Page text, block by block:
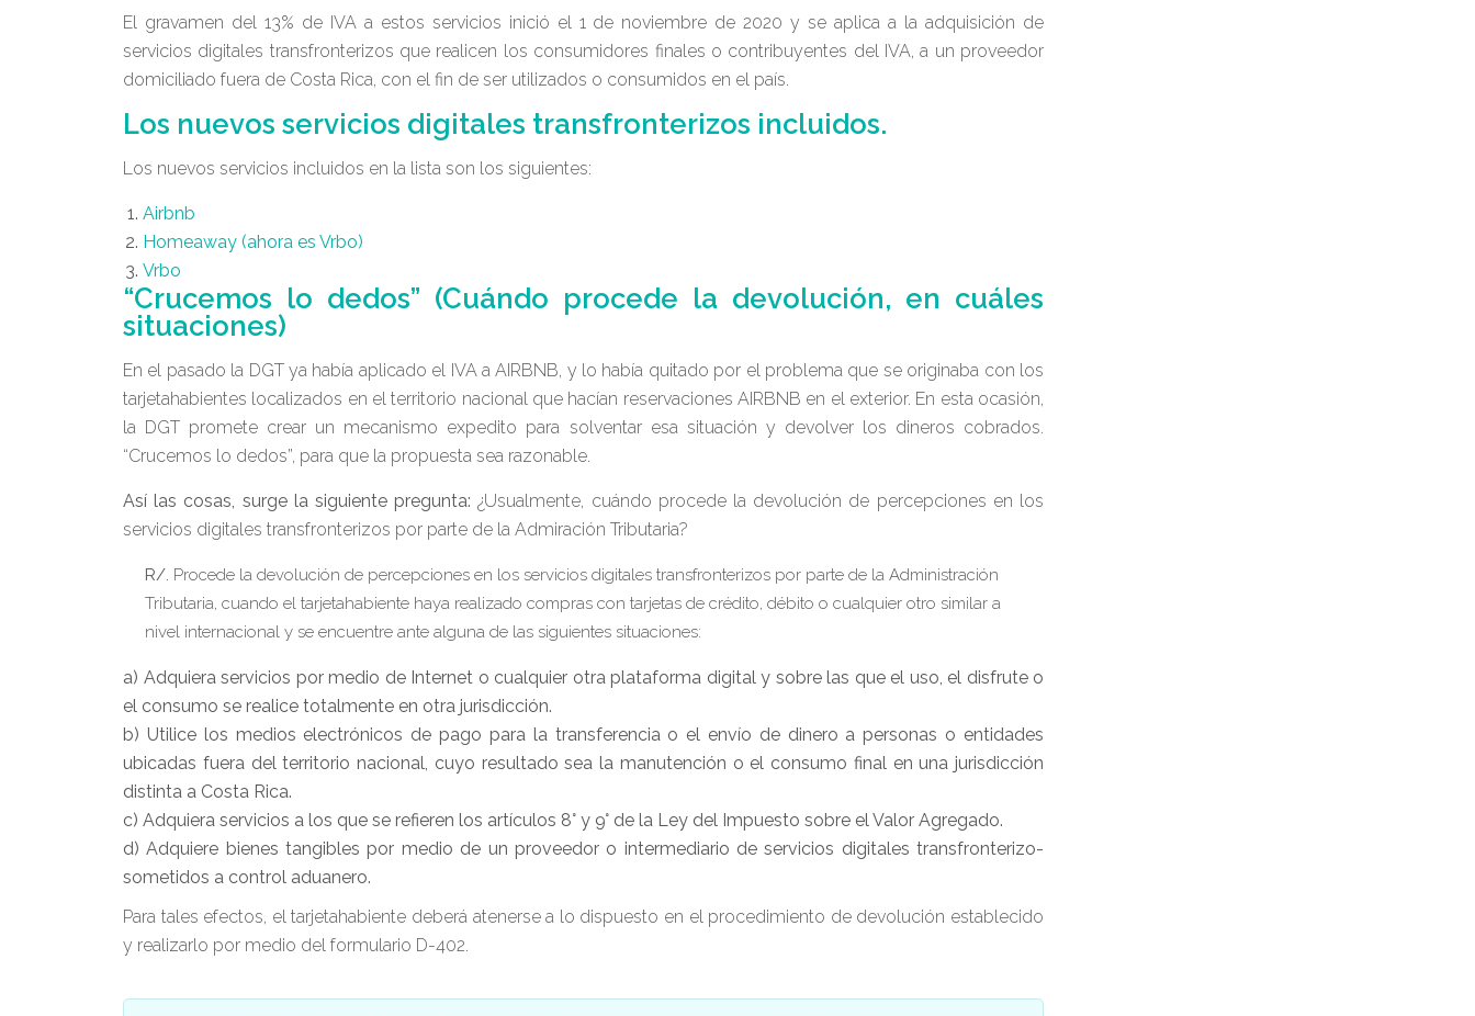
El gravamen del 13% de IVA a estos servicios inició el 1 de noviembre de 2020 y se aplica a la adquisición de
servicios digitales transfronterizos que realicen los consumidores finales o contribuyentes del IVA, a un proveedor
domiciliado fuera de Costa Rica, con el fin de ser utilizados o consumidos en el país.
Los nuevos servicios digitales transfronterizos incluidos.
Los nuevos servicios incluidos en la lista son los siguientes:
Airbnb
Homeaway (ahora es Vrbo)
Vrbo
“Crucemos lo dedos” (Cuándo procede la devolución, en cuáles
situaciones)
En el pasado la DGT ya había aplicado el IVA a AIRBNB, y lo había quitado por el problema que se originaba con los
tarjetahabientes localizados en el territorio nacional que hacían reservaciones AIRBNB en el exterior. En esta ocasión,
la DGT promete crear un mecanismo expedito para solventar esa situación y devolver los dineros cobrados.
“Crucemos lo dedos”, para que la propuesta sea razonable.
Así las cosas, surge la siguiente pregunta:¿Usualmente, cuándo procede la devolución de percepciones en los
servicios digitales transfronterizos por parte de la Admiración Tributaria?
R/. Procede la devolución de percepciones en los servicios digitales transfronterizos por parte de la Administración
Tributaria, cuando el tarjetahabiente haya realizado compras con tarjetas de crédito, débito o cualquier otro similar a
nivel internacional y se encuentre ante alguna de las siguientes situaciones:
a) Adquiera servicios por medio de Internet o cualquier otra plataforma digital y sobre las que el uso, el disfrute o
el consumo se realice totalmente en otra jurisdicción.
b) Utilice los medios electrónicos de pago para la transferencia o el envío de dinero a personas o entidades
ubicadas fuera del territorio nacional, cuyo resultado sea la manutención o el consumo final en una jurisdicción
distinta a Costa Rica.
c) Adquiera servicios a los que se refieren los artículos 8° y 9° de la Ley del Impuesto sobre el Valor Agregado.
d) Adquiere bienes tangibles por medio de un proveedor o intermediario de servicios digitales transfronterizo-
sometidos a control aduanero.
Para tales efectos, el tarjetahabiente deberá atenerse a lo dispuesto en el procedimiento de devolución establecido
y realizarlo por medio del formulario D-402.